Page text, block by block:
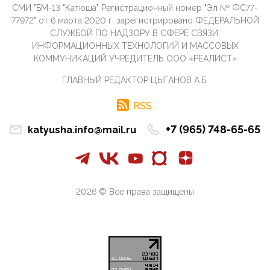
09:40, 10 Апреля 2026
Честно говоря, ситуация с продвижением через
российские крупнейшие СМИ персоны Эррола
Маска (отца Ил...
Те, кто стоят за массовым завозом в Россию
Благодаря знакомым, стали известны подробности
захватил "малое небо" на украинском ТВД.
В Национальной системе платежных карт (НСПК)
заботливо уточниили, что ИНН при переводах по
СМИ "БМ-13 "Катюша" Регистрационный номер "Эл № ФС77-
77972" от 6 марта 2020 г. зарегистрировано ФЕДЕРАЛЬНОЙ
СЛУЖБОЙ ПО НАДЗОРУ В СФЕРЕ СВЯЗИ,
ИНФОРМАЦИОННЫХ ТЕХНОЛОГИЙ И МАССОВЫХ
КОММУНИКАЦИЙ УЧРЕДИТЕЛЬ ООО «РЕАЛИСТ»
ГЛАВНЫЙ РЕДАКТОР ЦЫГАНОВ А.Б.
RSS
katyusha.info@mail.ru +7 (965) 748-65-65
2026 © Все права защищены